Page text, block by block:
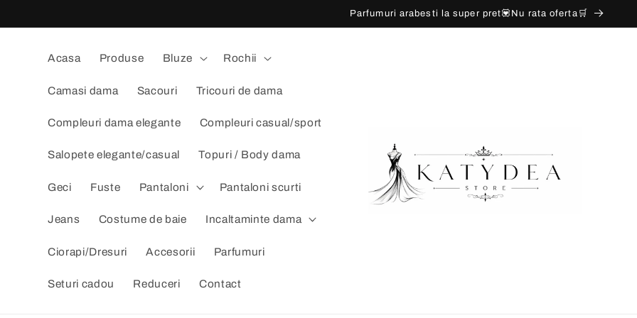
Parfumuri arabesti la super pret💟Nu rata oferta🛒
Acasa Produse Bluze Rochii
Camasi dama Sacouri Tricouri de dama
Compleuri dama elegante Compleuri casual/sport
Salopete elegante/casual Topuri / Body dama
Geci Fuste Pantaloni Pantaloni scurti
Jeans Costume de baie Incaltaminte dama
Ciorapi/Dresuri Accesorii Parfumuri
Seturi cadou Reduceri Contact